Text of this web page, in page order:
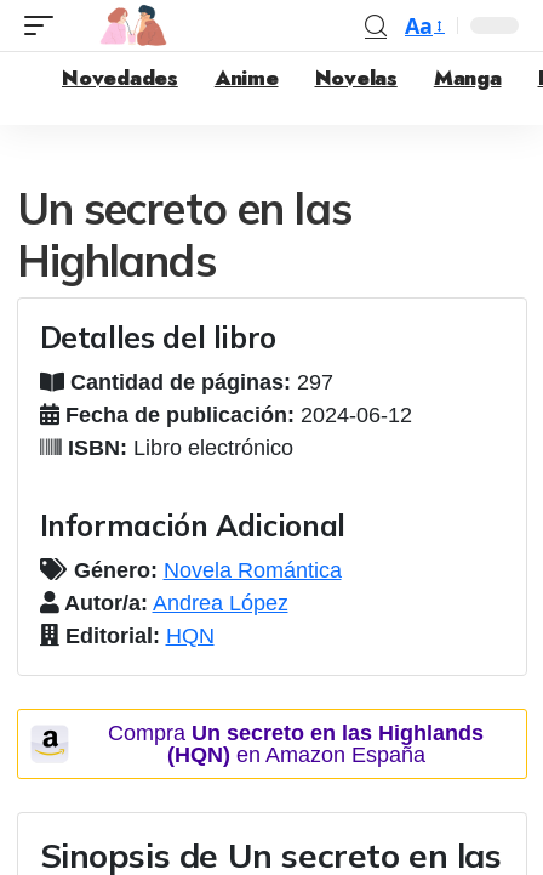
Aa
Novedades
Anime Novelas Manga
Un secreto en las
Highlands
Detalles del libro
Cantidad de páginas: 297
Fecha de publicación: 2024-06-12
ISBN: Libro electrónico
Información Adicional
Género: Novela Romántica
Autor/a: Andrea López
Editorial: HQN
Compra Un secreto en las Highlands
(HQN) en Amazon España
Sinopsis de Un secreto en las